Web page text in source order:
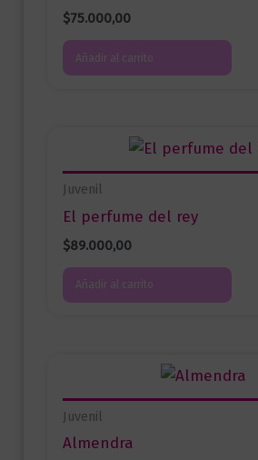
$75.000,00
Añadir al carrito
Juvenil
El perfume del rey
$89.000,00
Añadir al carrito
Juvenil
Almendra